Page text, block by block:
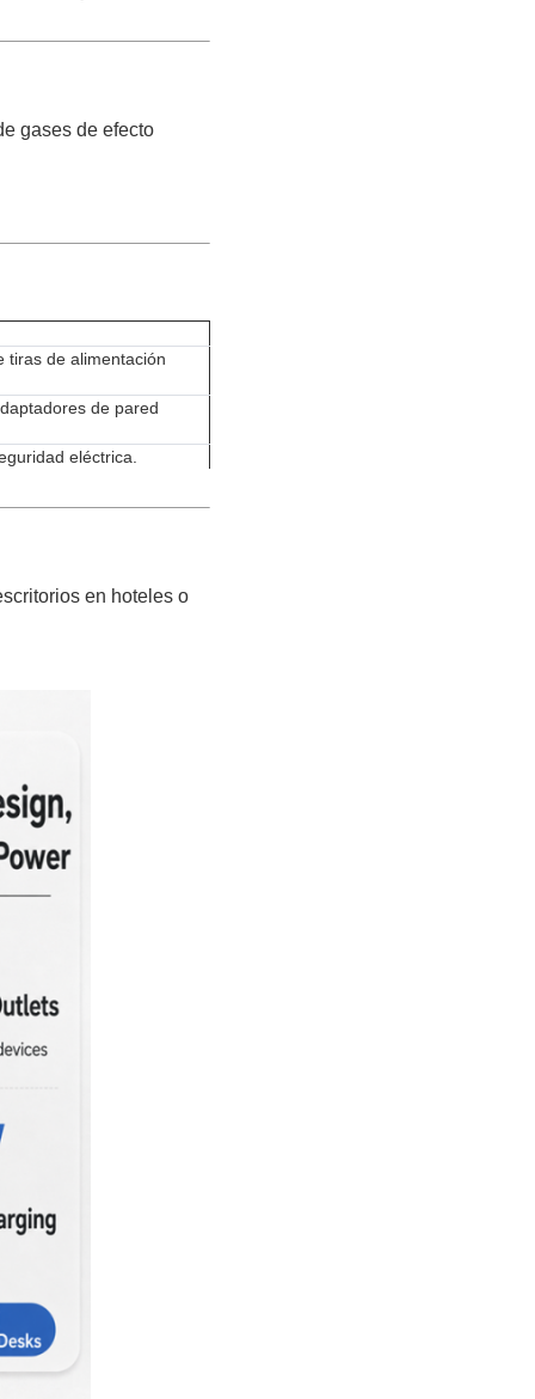
gases de efecto
tiras de alimentación
de pared
eléctrica.
en hoteles o